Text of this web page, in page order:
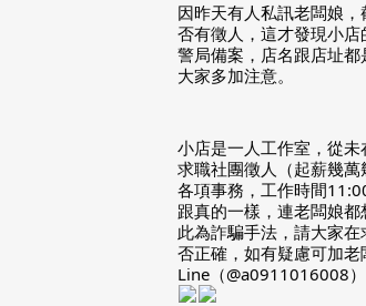
因昨天有人私訊老闆娘
否有徵人，這才發現小
警局備案，店名跟店址
大家多加注意。
小店是一人工作室，從
求職社團徵人（起薪幾
各項事務，工作時間
跟真的一樣，連老闆娘
此為詐騙手法，請大家
否正確，如有疑慮可加老
Line（@a0911016008